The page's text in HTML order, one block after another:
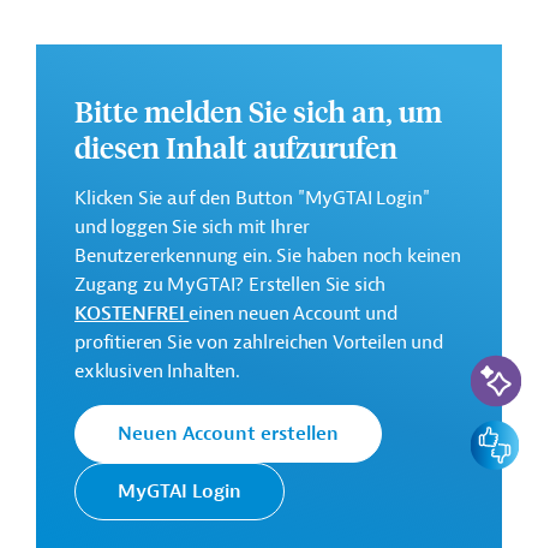
Kontaktadressen
Usbekistan
Finden Sie alle relevanten Informationen zur Wirtschaft
in Usbekistan: Wirtschaftsumfeld, Branchen, Recht, Zoll,
Ausschreibungen und Entwicklungsprojekte.
Bitte melden Sie sich an, um
diesen Inhalt aufzurufen
Klicken Sie auf den Button "MyGTAI Login"
und loggen Sie sich mit Ihrer
Benutzererkennung ein. Sie haben noch keinen
Zugang zu MyGTAI? Erstellen Sie sich
KOSTENFREIeinen neuen Account und
profitieren Sie von zahlreichen Vorteilen und
exklusiven Inhalten.
Neuen Account erstellen
MyGTAI Login
KI-